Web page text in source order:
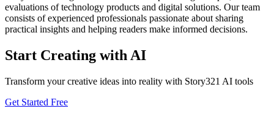
evaluations of technology products and digital solutions. Our team
consists of experienced professionals passionate about sharing
practical insights and helping readers make informed decisions.
Start Creating with AI
Transform your creative ideas into reality with Story321 AI tools
Get Started Free